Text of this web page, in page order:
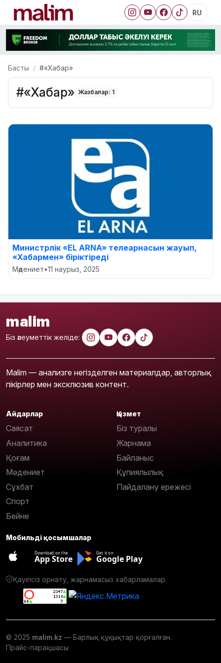
RU
Басты #«Хабар»
#«Хабар» Жазбалар: 1
Министрлік «EL ARNA» телеарнасын жауып,
«Хабармен» біріктіреді
Мәдениет•11 наурыз, 2025
malim
Біз әлеуметтік желіде:
Malim — анализге негізделген материалдар, авторлық
пікірлер мен эксклюзив контент.
Айдарлар
Саясат
Аналитика
Қоғам
Мәдениет
Сұхбат
Спорт
Бейне
Қызмет
Біз туралы
Жарнама
Байланыс
Құпиялылық
Пайдалану ережесі
Мобильді қосымшалар
Download on the
App Store
Get it on
Google Play
Қауіпсіз орнату, жарнамасыз хабарламалар.
© 2025 malim.kz — Барлық құқықтар қорғалған.
Прайс-парақшасы